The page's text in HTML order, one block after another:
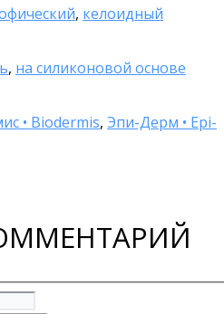
, келоидный
, на силиконовой основе
• Biodermis, Эпи-Дерм • Epi-